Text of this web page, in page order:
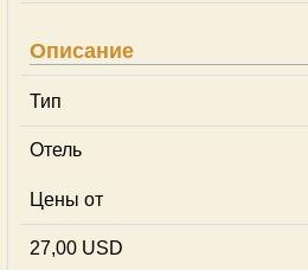
Описание
Тип
Отель
Цены от
27,00 USD